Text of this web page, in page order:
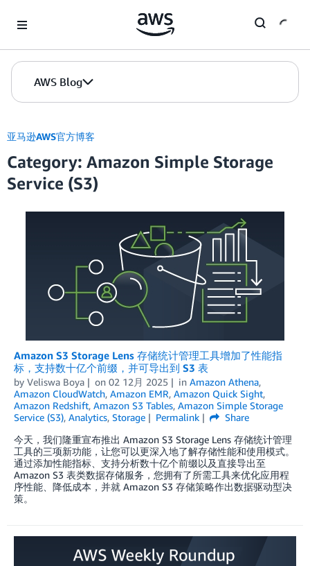
AWS Blog
亚马逊AWS官方博客
Category: Amazon Simple Storage
Service (S3)
Amazon S3 Storage Lens 存储统计管理工具增加了性能指
标，支持数十亿个前缀，并可导出到 S3 表
by Veliswa Boya on 02 12月 2025 in Amazon Athena,
Amazon CloudWatch, Amazon EMR, Amazon Quick Sight,
Amazon Redshift, Amazon S3 Tables, Amazon Simple Storage
Service (S3), Analytics, Storage Permalink
Share
今天，我们隆重宣布推出 Amazon S3 Storage Lens 存储统计管理
工具的三项新功能，让您可以更深入地了解存储性能和使用模式。
通过添加性能指标、支持分析数十亿个前缀以及直接导出至
Amazon S3 表类数据存储服务，您拥有了所需工具来优化应用程
序性能、降低成本，并就 Amazon S3 存储策略作出数据驱动型决
策。